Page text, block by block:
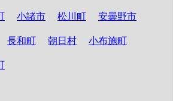
小諸市 松川町 安曇野市
長和町 朝日村 小布施町